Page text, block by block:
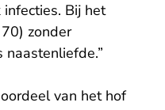
Bij het
zonder
van het hof